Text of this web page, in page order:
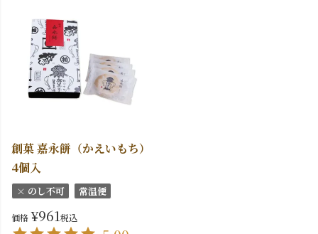
創菓 嘉永餅（かえいもち）
4個入
× のし不可 常温便
価格 ¥961税込